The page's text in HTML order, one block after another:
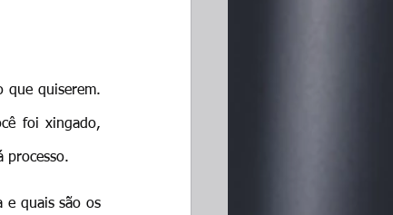
que quiserem.
foi xingado,
processo.
e quais são os